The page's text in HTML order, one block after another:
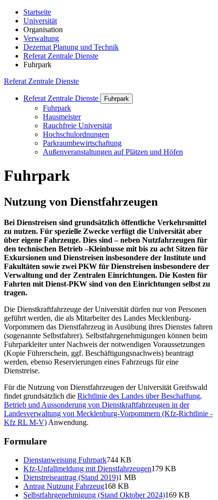
Startseite
Universität
Organisation
Verwaltung
Dezernat Planung und Technik
Referat Zentrale Dienste
Fuhrpark
Referat Zentrale Dienste
Referat Zentrale Dienste Fuhrpark
Fuhrpark
Hausmeister
Rauchfreie Universität
Hochschulordnungen
Parkraumbewirtschaftung
Außenveranstaltungen auf Plätzen und Höfen
Fuhrpark
Nutzung von Dienstfahrzeugen
Bei Dienstreisen sind grundsätzlich öffentliche Verkehrsmittel
zu nutzen. Für spezielle Zwecke verfügt die Universität aber
über eigene Fahrzeuge. Dies sind – neben Nutzfahrzeugen für
den technischen Betrieb –Kleinbusse mit bis zu acht Sitzen für
Exkursionen und Dienstreisen insbesondere der Institute und
Fakultäten sowie zwei PKW für Dienstreisen insbesondere der
Verwaltung und der Zentralen Einrichtungen. Die Kosten für
Fahrten mit Dienst-PKW sind von den Einrichtungen selbst zu
tragen.
Die Dienstkraftfahrzeuge der Universität dürfen nur von Personen
geführt werden, die als Mitarbeiter des Landes Mecklenburg-
Vorpommern das Dienstfahrzeug in Ausübung ihres Dienstes fahren
(sogenannte Selbstfahrer). Selbstfahrgenehmigungen können beim
Fuhrparkleiter unter Nachweis der notwendigen Voraussetzungen
(Kopie Führerschein, ggf. Beschäftigungsnachweis) beantragt
werden, ebenso Reservierungen eines Fahrzeugs für eine
Dienstreise.
Für die Nutzung von Dienstfahrzeugen der Universität Greifswald
findet grundsätzlich die Richtlinie des Landes über Beschaffung,
Betrieb und Aussonderung von Dienstkraftfahrzeugen in der
Landesverwaltung von Mecklenburg-Vorpommern (Kfz-Richtlinie -
Kfz RL M-V) Anwendung.
Formulare
Dienstanweisung Fuhrpark744 KB
Kfz-Unfallmeldung mit Dienstfahrzeugen179 KB
Dienstreiseantrag (Stand 2019)1 MB
Antrag Nutzung Fahrzeug168 KB
Selbstfahrgenehmigung (Stand Oktober 2024)169 KB